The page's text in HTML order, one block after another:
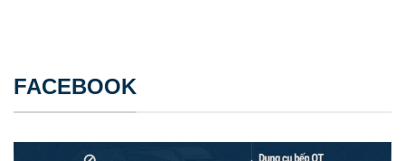
FACEBOOK